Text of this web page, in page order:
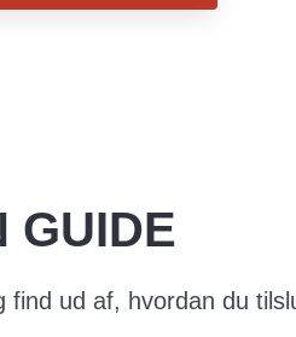
GUIDE
ud af, hvordan du